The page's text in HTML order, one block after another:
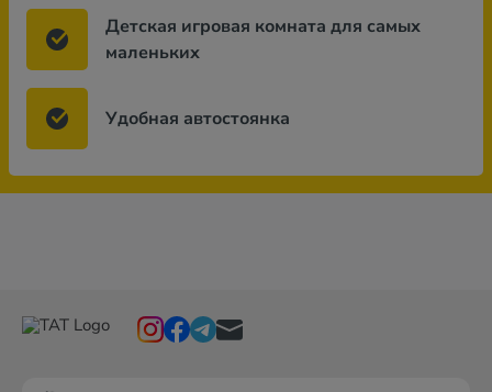
Детская игровая комната для самых
маленьких
Удобная автостоянка